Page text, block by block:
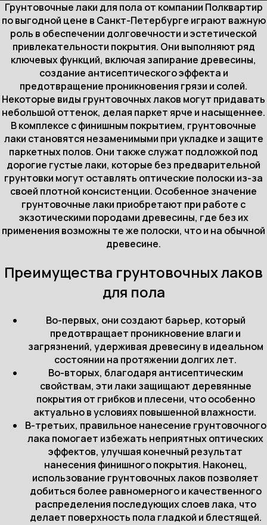
Грунтовочные лаки для пола от компании Полквартир
по выгодной цене в Санкт-Петербурге играют важную
роль в обеспечении долговечности и эстетической
привлекательности покрытия. Они выполняют ряд
ключевых функций, включая запирание древесины,
создание антисептического эффекта и
предотвращение проникновения грязи и солей.
Некоторые виды грунтовочных лаков могут придавать
небольшой оттенок, делая паркет ярче и насыщеннее.
В комплексе с финишным покрытием, грунтовочные
лаки становятся незаменимыми при укладке и защите
паркетных полов. Они также служат подложкой под
дорогие густые лаки, которые без предварительной
грунтовки могут оставлять оптические полоски из-за
своей плотной консистенции. Особенное значение
грунтовочные лаки приобретают при работе с
экзотическими породами древесины, где без их
применения возможны те же полоски, что и на обычной
древесине.
Преимущества грунтовочных лаков
для пола
Во-первых, они создают барьер, который
предотвращает проникновение влаги и
загрязнений, удерживая древесину в идеальном
состоянии на протяжении долгих лет.
Во-вторых, благодаря антисептическим
свойствам, эти лаки защищают деревянные
покрытия от грибков и плесени, что особенно
актуально в условиях повышенной влажности.
В-третьих, правильное нанесение грунтовочного
лака помогает избежать неприятных оптических
эффектов, улучшая конечный результат
нанесения финишного покрытия. Наконец,
использование грунтовочных лаков позволяет
добиться более равномерного и качественного
распределения последующих слоев лака, что
делает поверхность пола гладкой и блестящей.